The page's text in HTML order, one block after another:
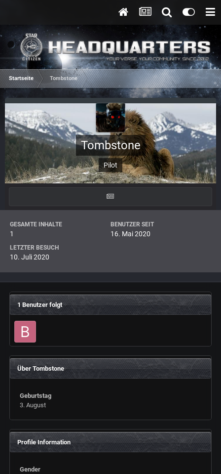
Startseite Tombstone
Tombstone
Pilot
GESAMTE INHALTE
1
BENUTZER SEIT
16. Mai 2020
LETZTER BESUCH
10. Juli 2020
1 Benutzer folgt
Über Tombstone
Geburtstag
3. August
Profile Information
Gender